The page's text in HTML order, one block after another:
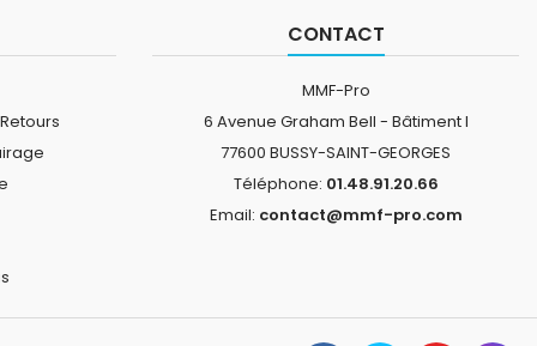
CONTACT
MMF-Pro
6 Avenue Graham Bell - Bâtiment I
77600 BUSSY-SAINT-GEORGES
Téléphone: 01.48.91.20.66
Email: contact@mmf-pro.com